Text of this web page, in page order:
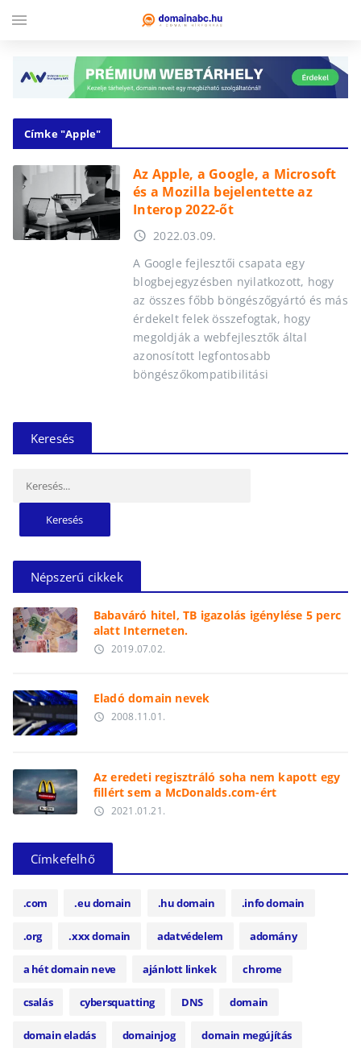
Címke "Apple"
Az Apple, a Google, a Microsoft
és a Mozilla bejelentette az
Interop 2022-őt
access_time 2022.03.09.
A Google fejlesztői csapata egy
blogbejegyzésben nyilatkozott, hogy
az összes főbb böngészőgyártó és más
érdekelt felek összefogtak, hogy
megoldják a webfejlesztők által
azonosított legfontosabb
böngészőkompatibilitási
Keresés
Népszerű cikkek
Babaváró hitel, TB igazolás igénylése 5 perc
alatt Interneten.
access_time 2019.07.02.
Eladó domain nevek
access_time 2008.11.01.
Az eredeti regisztráló soha nem kapott egy
fillért sem a McDonalds.com-ért
access_time 2021.01.21.
Címkefelhő
.com .eu domain .hu domain .info domain
.org .xxx domain adatvédelem adomány
a hét domain neve ajánlott linkek chrome
csalás cybersquatting DNS domain
domain eladás domainjog domain megújítás
menu